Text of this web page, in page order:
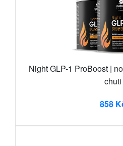
Night GLP-1 ProBoost |
chuti
858